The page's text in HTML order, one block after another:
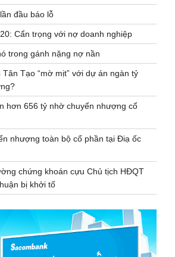
lần đầu báo lỗ
Cẩn trọng với nợ doanh nghiệp
trong gánh nặng nợ nần
Tạo “mờ mịt” với dự án ngàn tỷ
hơn 656 tỷ nhờ chuyển nhượng cổ
nhượng toàn bộ cổ phần tại Điạ ốc
chứng khoán cựu Chủ tịch HĐQT
bị khởi tố